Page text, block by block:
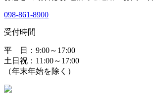
098-861-8900
受付時間
平 日：9:00～17:00
土日祝：11:00～17:00
（年末年始を除く）